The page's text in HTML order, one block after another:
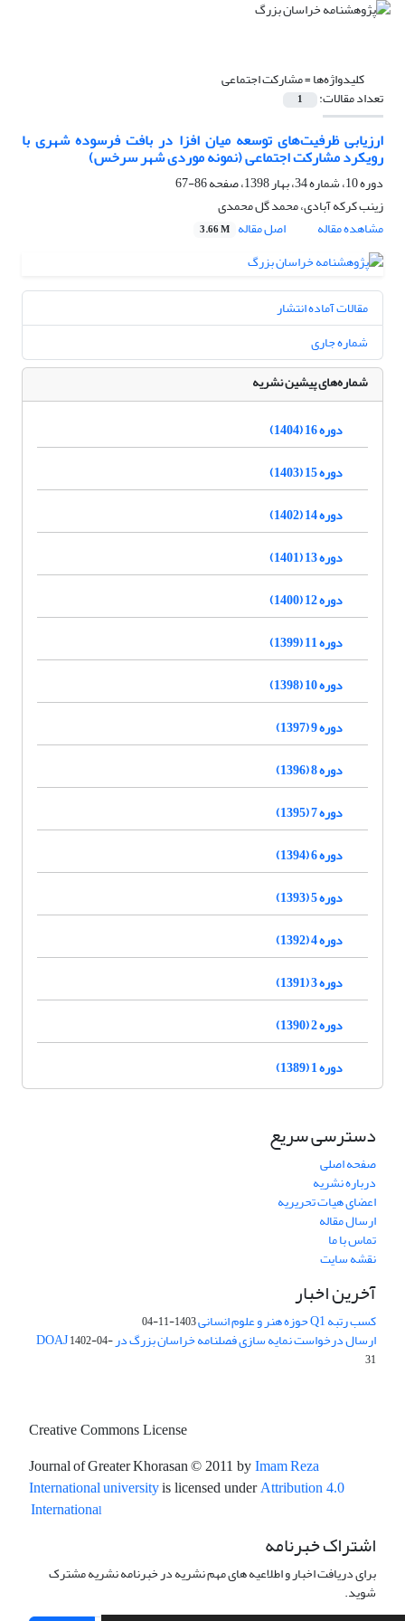
کلیدواژه‌ها =مشارکت اجتماعی
تعداد مقالات: 1
ارزیابی ظرفیت‌های توسعه میان افزا در بافت فرسوده شهری با
رویکرد مشارکت اجتماعی (نمونه موردی شهر سرخس)
دوره 10، شماره 34، بهار 1398، صفحه
86-67
زینب کرکه آبادی، محمد گل محمدی
مشاهده مقاله
اصل مقاله 3.66 M
مقالات آماده انتشار
شماره جاری
شماره‌های پیشین نشریه
دوره 16 (1404)
دوره 15 (1403)
دوره 14 (1402)
دوره 13 (1401)
دوره 12 (1400)
دوره 11 (1399)
دوره 10 (1398)
دوره 9 (1397)
دوره 8 (1396)
دوره 7 (1395)
دوره 6 (1394)
دوره 5 (1393)
دوره 4 (1392)
دوره 3 (1391)
دوره 2 (1390)
دوره 1 (1389)
دسترسی سریع
صفحه اصلی
درباره نشریه
اعضای هیات تحریریه
ارسال مقاله
تماس با ما
نقشه سایت
آخرین اخبار
کسب رتبه Q1 حوزه هنر و علوم انسانی 1403-11-04
ارسال درخواست نمایه سازی فصلنامه خراسان بزرگ در DOAJ1402-04-
31
Creative Commons License
Journal of Greater Khorasan© 2011 by Imam Reza
International universityis licensed under Attribution 4.0
International
اشتراک خبرنامه
برای دریافت اخبار و اطلاعیه های مهم نشریه در خبرنامه نشریه مشترک
شوید.